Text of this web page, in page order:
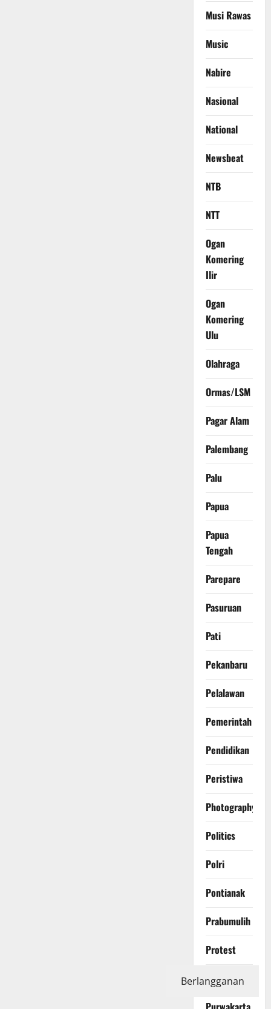
Musi Rawas
Music
Nabire
Nasional
National
Newsbeat
NTB
NTT
Ogan
Komering
Ilir
Ogan
Komering
Ulu
Olahraga
Ormas/LSM
Pagar Alam
Palembang
Palu
Papua
Papua
Tengah
Parepare
Pasuruan
Pati
Pekanbaru
Pelalawan
Pemerintah
Pendidikan
Peristiwa
Photography
Politics
Polri
Pontianak
Prabumulih
Protest
Purbalingga
Berlangganan